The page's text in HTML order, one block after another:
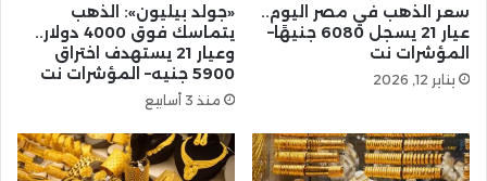
سعر الذهب في مصر اليوم..
عيار 21 يسجل 6080 جنيهًا–
المؤشرات نت
يناير 12, 2026
«جولد بيليون»: الذهب
يتماسك فوق 4000 دولار..
وعيار 21 يستهدف اختراق
5900 جنيه– المؤشرات نت
منذ 3 أسابيع